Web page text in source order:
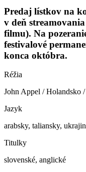
Predaj lístkov na
v deň
filmu). Na
festivalové
konca októbra.
Réžia
John Appel / Holandsko
Jazyk
arabsky, taliansky,
Titulky
slovenské, anglické